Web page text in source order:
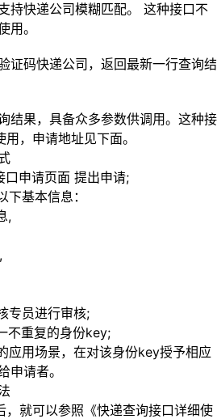
快递公司模糊匹配。 这种接口不
用。
码快递公司，返回最新一行查询结
果，具备众多参数供调用。这种接
，申请地址见下面。
申请页面 提出申请;
基本信息：
,
员进行审核;
重复的身份key;
用场景，在对该身份key授予相应
申请者。
就可以参照《快递查询接口详细使